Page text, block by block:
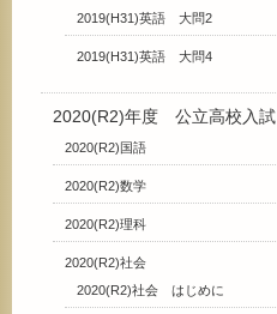
2019(H31)英語 大問2
2019(H31)英語 大問4
2020(R2)年度 公立高校入試
2020(R2)国語
2020(R2)数学
2020(R2)理科
2020(R2)社会
2020(R2)社会 はじめに